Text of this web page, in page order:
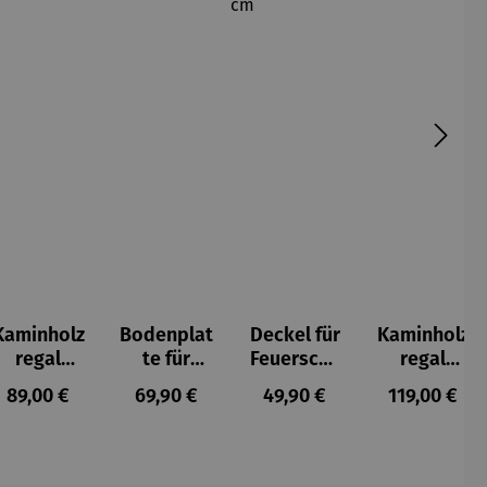
regal
Missouri
Regulärer Preis:
89,00 €
Bodenplat
te für
Feuerkorb
rund Ø 70
Regulärer Preis:
69,90 €
Deckel für
Feuerscha
le mit
Rand - Ø
Regulärer Preis:
49,90 €
Kaminholz
regal
Kalifornie
n
Regulärer
119,00 €